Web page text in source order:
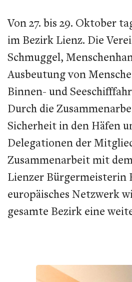
Von 27. bis 29. Oktober
im Bezirk Lienz. Die
Schmuggel,
Ausbeutung von
Binnen- und
Durch die
Sicherheit in den Häfen
Delegationen der
Zusammenarbeit mit
Lienzer Bürgermeisterin
europäisches Netzwerk
gesamte Bezirk eine